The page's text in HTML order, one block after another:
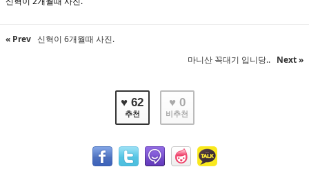
« Prev 신혁이 6개월때 사진.
마니산 꼭대기 입니당.. Next »
♥ 62
추천
♥ 0
비추천